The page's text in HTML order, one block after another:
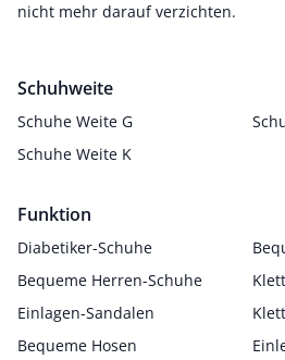
nicht mehr darauf verzichten.
Schuhweite
Schuhe Weite G
Schuhe Weite K
Funktion
Diabetiker-Schuhe
Bequeme Herren-Schuhe
Einlagen-Sandalen
Bequeme Hosen